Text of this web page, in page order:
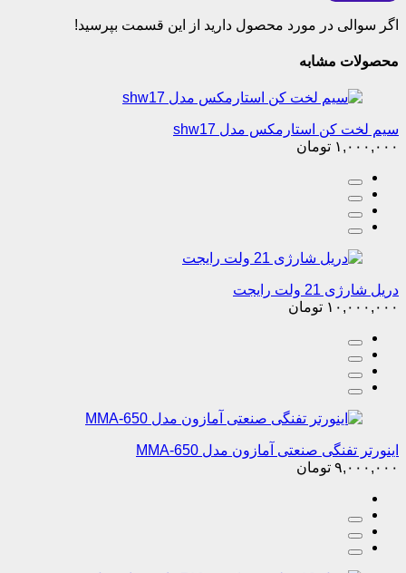
اگر سوالی در مورد محصول دارید از این قسمت بپرسید!
محصولات مشابه
سیم لخت کن استارمکس مدل shw17
۱,۰۰۰,۰۰۰ تومان
دریل شارژی 21 ولت رایجت
۱۰,۰۰۰,۰۰۰ تومان
اینورتر تفنگی صنعتی آمازون مدل MMA-650
۹,۰۰۰,۰۰۰ تومان